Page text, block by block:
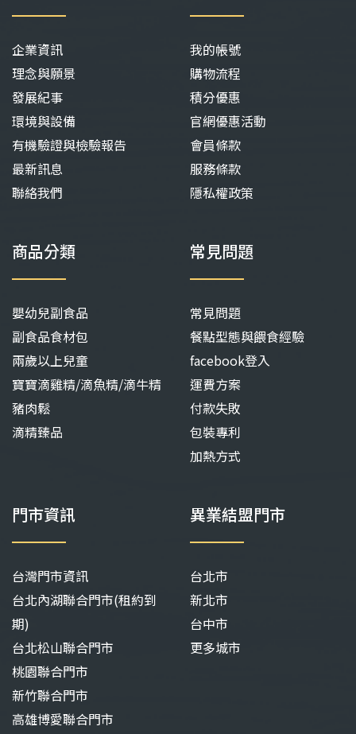
企業資訊
理念與願景
發展紀事
環境與設備
有機驗證與檢驗報告
最新訊息
聯絡我們
我的帳號
購物流程
積分優惠
官網優惠活動
會員條款
服務條款
隱私權政策
商品分類
嬰幼兒副食品
副食品食材包
兩歲以上兒童
寶寶滴雞精/滴魚精/滴牛精
豬肉鬆
滴精臻品
常見問題
常見問題
餐點型態與餵食經驗
facebook登入
運費方案
付款失敗
包裝專利
加熱方式
門市資訊
台灣門市資訊
台北內湖聯合門市(租約到
期)
台北松山聯合門市
桃園聯合門市
新竹聯合門市
高雄博愛聯合門市
異業結盟門市
台北市
新北市
台中市
更多城市